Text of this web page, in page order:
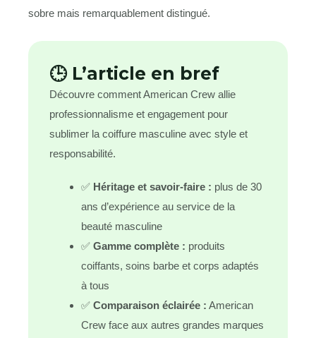
sobre mais remarquablement distingué.
🕒 L’article en bref
Découvre comment American Crew allie
professionnalisme et engagement pour
sublimer la coiffure masculine avec style et
responsabilité.
✅ Héritage et savoir-faire : plus de 30
ans d’expérience au service de la
beauté masculine
✅ Gamme complète : produits
coiffants, soins barbe et corps adaptés
à tous
✅ Comparaison éclairée : American
Crew face aux autres grandes marques